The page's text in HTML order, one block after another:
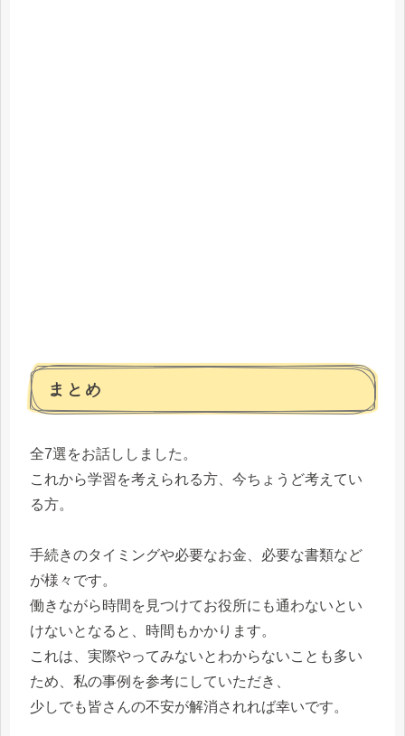
まとめ
全7選をお話ししました。
これから学習を考えられる方、今ちょうど考えてい
る方。
手続きのタイミングや必要なお金、必要な書類など
が様々です。
働きながら時間を見つけてお役所にも通わないとい
けないとなると、時間もかかります。
これは、実際やってみないとわからないことも多い
ため、私の事例を参考にしていただき、
少しでも皆さんの不安が解消されれば幸いです。